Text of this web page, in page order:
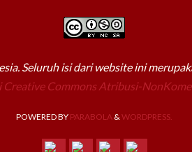
Seluruh isi dari website ini
Creative Commons Atribusi-
POWERED BY PARABOLA &WORDPRESS.